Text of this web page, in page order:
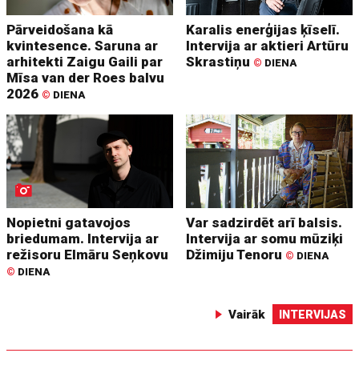
Pārveidošana kā
kvintesence. Saruna ar
arhitekti Zaigu Gaili par
Mīsa van der Roes balvu
2026 © DIENA
Karalis enerģijas ķīselī.
Intervija ar aktieri Artūru
Skrastiņu © DIENA
Nopietni gatavojos
briedumam. Intervija ar
režisoru Elmāru Seņkovu
© DIENA
Var sadzirdēt arī balsis.
Intervija ar somu mūziķi
Džimiju Tenoru © DIENA
Vairāk INTERVIJAS